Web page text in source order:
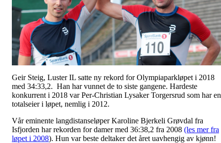
Geir Steig, Luster IL satte ny rekord for Olympiaparkløpet i 2018
med 34:33,2. Han har vunnet de to siste gangene. Hardeste
konkurrent i 2018 var Per-Christian Lysaker Torgersrud som har en
totalseier i løpet, nemlig i 2012.
Vår eminente langdistanseløper Karoline Bjerkeli Grøvdal fra
Isfjorden har rekorden for damer med 36:38,2 fra 2008 (les mer fra
løpet i 2008). Hun var beste deltaker det året uavhengig av kjønn!